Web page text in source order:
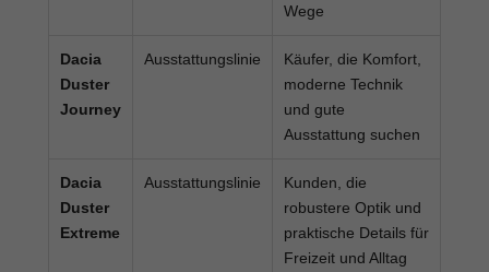
Wege
Dacia
Duster
Journey
Ausstattungslinie
Käufer, die Komfort,
moderne Technik
und gute
Ausstattung suchen
Dacia
Duster
Extreme
Ausstattungslinie
Kunden, die
robustere Optik und
praktische Details für
Freizeit und Alltag